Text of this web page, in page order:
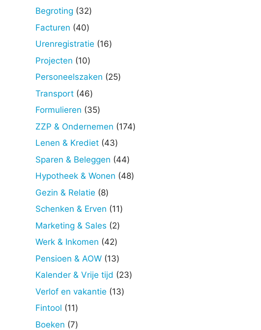
Begroting 3232
Facturen 4040
producten
Urenregistratie 1616
Projecten 1010
producten
Personeelszaken 2525
Transport 4646
producten
Formulieren 3535
producten
ZZP & Ondernemen 174174
Lenen & Krediet 4343
producten
Sparen & Beleggen 4444
producten
Hypotheek & Wonen 4848
Gezin & Relatie 88
producten
Schenken & Erven 1111
Marketing & Sales 22
Werk & Inkomen 4242
producten
Pensioen & AOW 1313
producten
Kalender & Vrije tijd 2323
Verlof en vakantie 1313
Fintool 1111
producten
Boeken 77